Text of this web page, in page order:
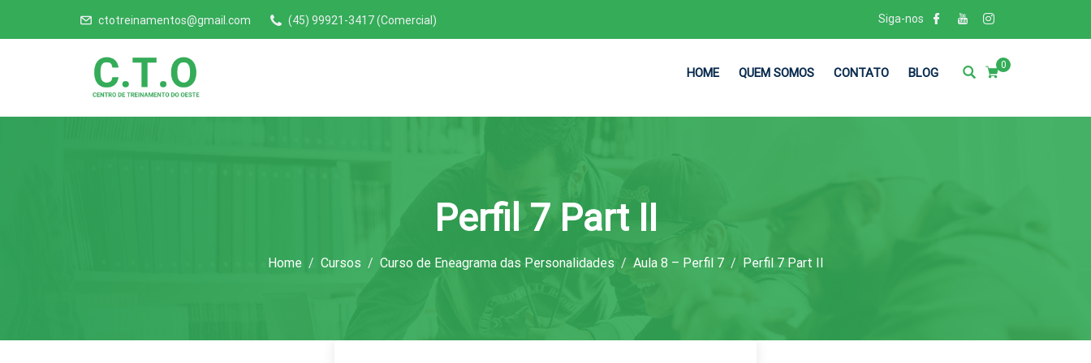
ctotreinamentos@gmail.com (45) 99921-3417 (Comercial) Siga-nos
0
HOME QUEM SOMOS CONTATO BLOG
Perfil 7 Part II
Home Cursos Curso de Eneagrama das Personalidades Aula 8 – Perfil 7 Perfil 7 Part II